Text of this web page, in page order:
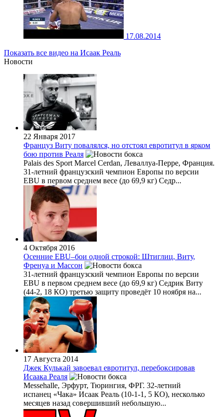
17.08.2014
Показать все видео на Исаак Реаль
Новости
22 Января 2017
Француз Виту повалялся, но отстоял евротитул в ярком
бою против Реаля
Palais des Sport Marcel Cerdan, Леваллуа-Перре, Франция.
31-летний французский чемпион Европы по версии
EBU в первом среднем весе (до 69,9 кг) Седр...
4 Октября 2016
Осенние EBU–бои одной строкой: Штиглиц, Виту,
Френуа и Массон
31-летний французский чемпион Европы по версии
EBU в первом среднем весе (до 69,9 кг) Седрик Виту
(44-2, 18 КО) третью защиту проведёт 10 ноября на...
17 Августа 2014
Джек Кулькай завоевал евротитул, перебоксировав
Исаака Реаля
Messehalle, Эрфурт, Тюрингия, ФРГ. 32-летний
испанец «Чака» Исаак Реаль (10-1-1, 5 КО), несколько
месяцев назад совершивший небольшую...